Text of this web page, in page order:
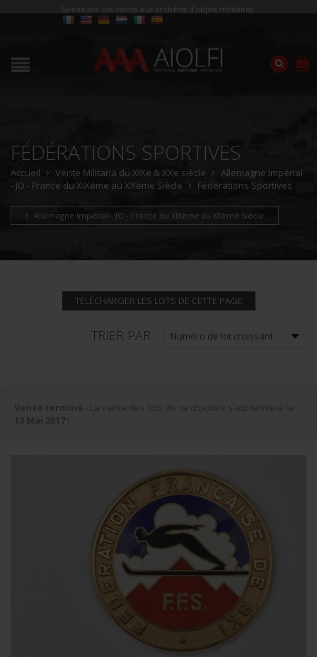
Spécialiste des ventes aux enchères d'objets militaires
FÉDÉRATIONS SPORTIVES
Accueil Vente Militaria du XIXe & XXe siècle
Allemagne Impérial
- JO - France du XIXème au XXème Siècle
Fédérations Sportives
Allemagne Impérial - JO - France du XIXème au XXème Siècle
TÉLÉCHARGER LES LOTS DE CETTE PAGE
TRIER PAR :